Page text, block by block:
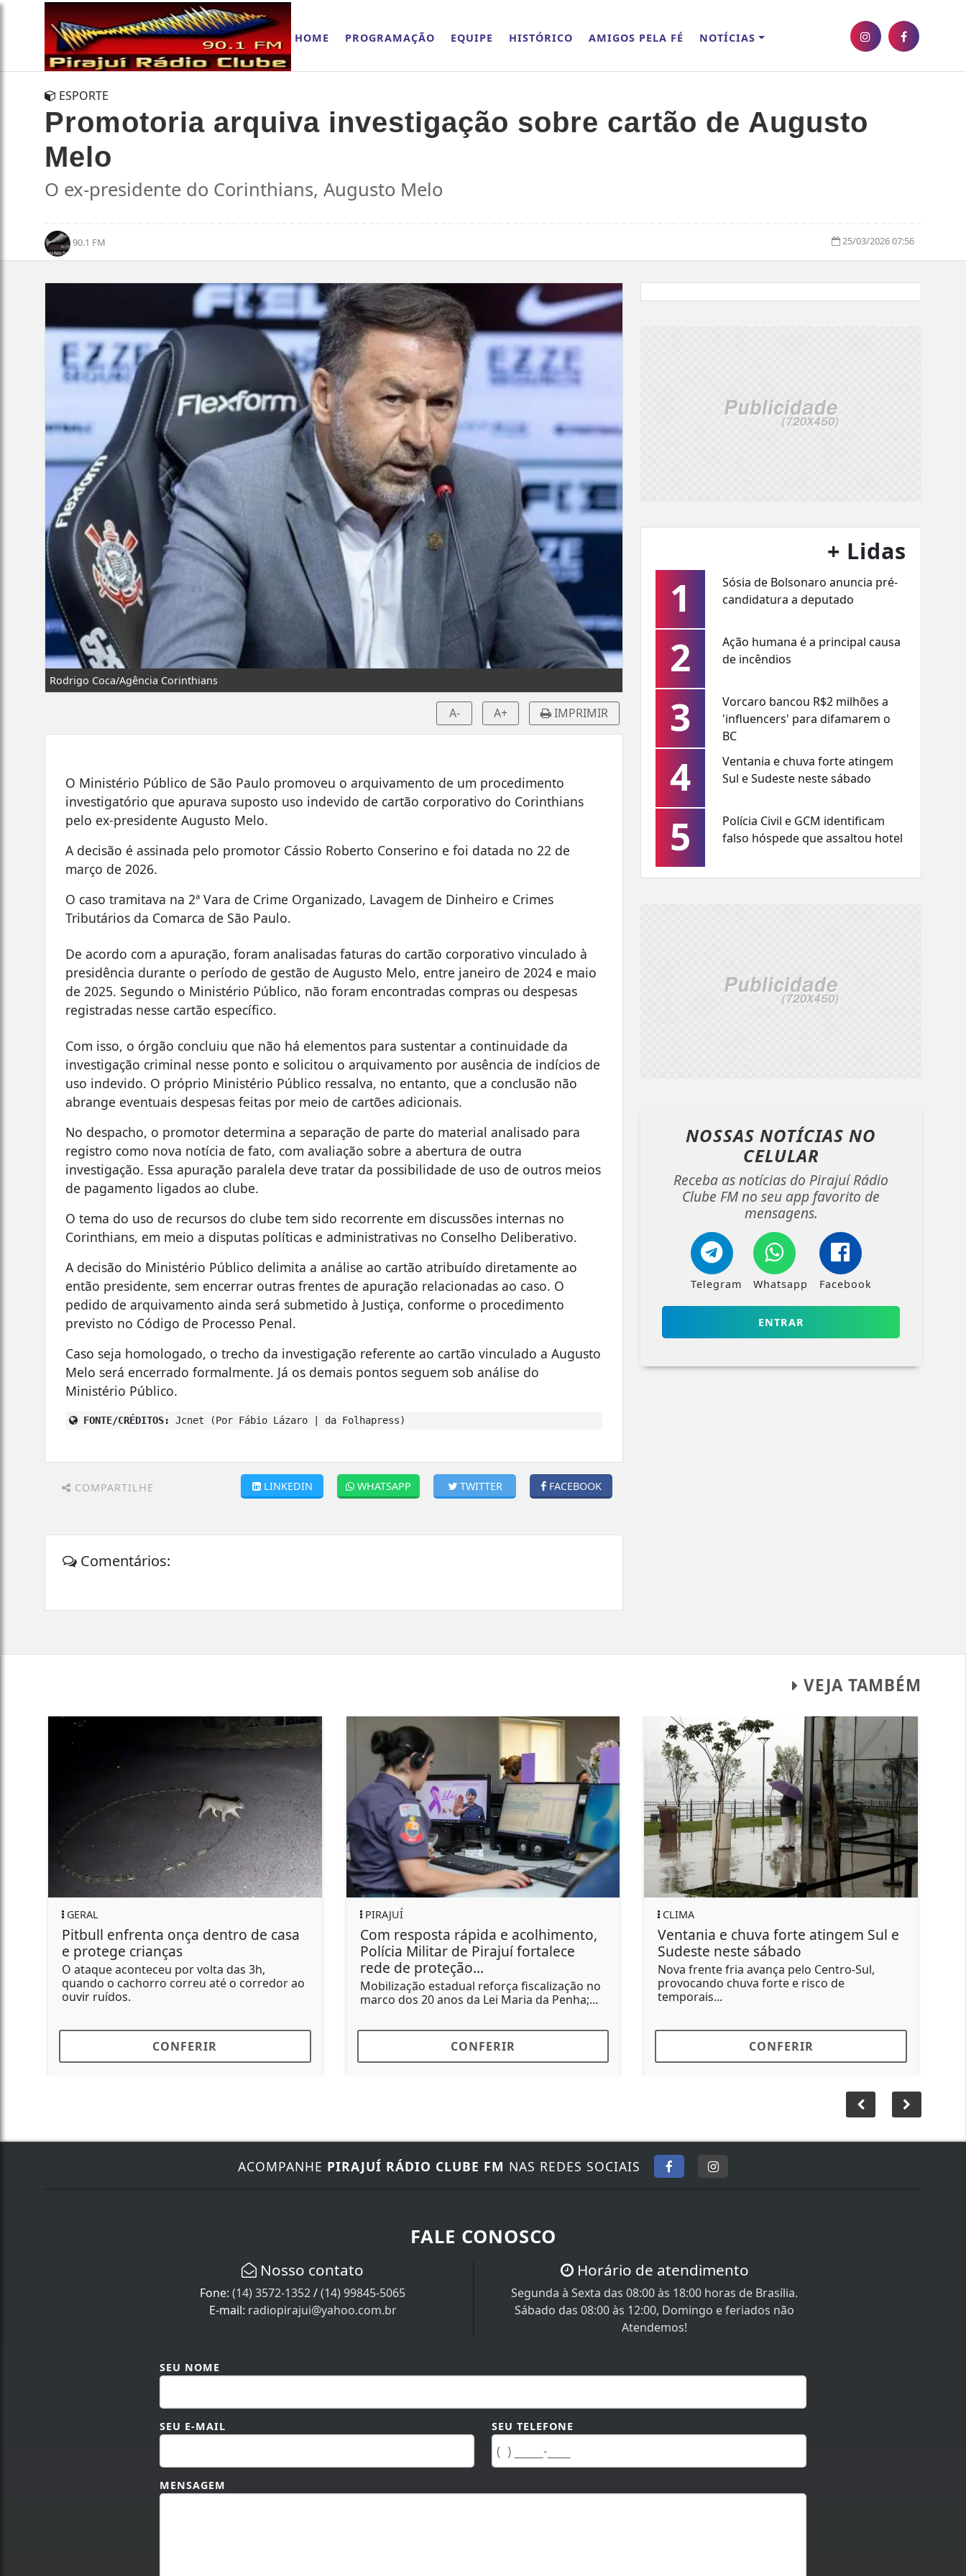
HOME PROGRAMAÇÃO EQUIPE HISTÓRICO AMIGOS PELA FÉ NOTÍCIAS
ESPORTE
Promotoria arquiva investigação sobre cartão de Augusto
Melo
O ex-presidente do Corinthians, Augusto Melo
90.1 FM 25/03/2026 07:56
Rodrigo Coca/Agência Corinthians
A- A+ IMPRIMIR
O Ministério Público de São Paulo promoveu o arquivamento de um procedimento
investigatório que apurava suposto uso indevido de cartão corporativo do Corinthians
pelo ex-presidente Augusto Melo.
A decisão é assinada pelo promotor Cássio Roberto Conserino e foi datada no 22 de
março de 2026.
O caso tramitava na 2ª Vara de Crime Organizado, Lavagem de Dinheiro e Crimes
Tributários da Comarca de São Paulo.
De acordo com a apuração, foram analisadas faturas do cartão corporativo vinculado à
presidência durante o período de gestão de Augusto Melo, entre janeiro de 2024 e maio
de 2025. Segundo o Ministério Público, não foram encontradas compras ou despesas
registradas nesse cartão específico.
Com isso, o órgão concluiu que não há elementos para sustentar a continuidade da
investigação criminal nesse ponto e solicitou o arquivamento por ausência de indícios de
uso indevido. O próprio Ministério Público ressalva, no entanto, que a conclusão não
abrange eventuais despesas feitas por meio de cartões adicionais.
No despacho, o promotor determina a separação de parte do material analisado para
registro como nova notícia de fato, com avaliação sobre a abertura de outra
investigação. Essa apuração paralela deve tratar da possibilidade de uso de outros meios
de pagamento ligados ao clube.
O tema do uso de recursos do clube tem sido recorrente em discussões internas no
Corinthians, em meio a disputas políticas e administrativas no Conselho Deliberativo.
A decisão do Ministério Público delimita a análise ao cartão atribuído diretamente ao
então presidente, sem encerrar outras frentes de apuração relacionadas ao caso. O
pedido de arquivamento ainda será submetido à Justiça, conforme o procedimento
previsto no Código de Processo Penal.
Caso seja homologado, o trecho da investigação referente ao cartão vinculado a Augusto
Melo será encerrado formalmente. Já os demais pontos seguem sob análise do
Ministério Público.
FONTE/CRÉDITOS: Jcnet (Por Fábio Lázaro | da Folhapress)
COMPARTILHE FACEBOOK
TWITTER
WHATSAPP
LINKEDIN
Comentários:
+ Lidas
1
Sósia de Bolsonaro anuncia pré-
candidatura a deputado
2
Ação humana é a principal causa
de incêndios
3
Vorcaro bancou R$2 milhões a
'influencers' para difamarem o
BC
4
Ventania e chuva forte atingem
Sul e Sudeste neste sábado
5
Polícia Civil e GCM identificam
falso hóspede que assaltou hotel
NOSSAS NOTÍCIASNO
CELULAR
Receba as notícias do Pirajuí Rádio
Clube FM no seu app favorito de
mensagens.
Telegram Whatsapp Facebook
ENTRAR
VEJA TAMBÉM
GERAL
Pitbull enfrenta onça dentro de casa
e protege crianças
O ataque aconteceu por volta das 3h,
quando o cachorro correu até o corredor ao
ouvir ruídos.
CONFERIR
PIRAJUÍ
Com resposta rápida e acolhimento,
Polícia Militar de Pirajuí fortalece
rede de proteção...
Mobilização estadual reforça fiscalização no
marco dos 20 anos da Lei Maria da Penha;...
CONFERIR
CLIMA
Ventania e chuva forte atingem Sul e
Sudeste neste sábado
Nova frente fria avança pelo Centro-Sul,
provocando chuva forte e risco de
temporais...
CONFERIR
ACOMPANHE PIRAJUÍ RÁDIO CLUBE FM NAS REDES SOCIAIS
FALE CONOSCO
Nosso contato
Fone:(14) 3572-1352/(14) 99845-5065
E-mail: radiopirajui@yahoo.com.br
Horário de atendimento
Segunda à Sexta das 08:00 às 18:00 horas de Brasília.
Sábado das 08:00 às 12:00, Domingo e feriados não
Atendemos!
SEU NOME
SEU E-MAIL SEU TELEFONE
MENSAGEM